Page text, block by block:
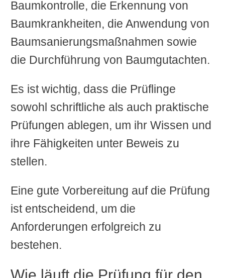
Baumkontrolle, die Erkennung von
Baumkrankheiten, die Anwendung von
Baumsanierungsmaßnahmen sowie
die Durchführung von Baumgutachten.
Es ist wichtig, dass die Prüflinge
sowohl schriftliche als auch praktische
Prüfungen ablegen, um ihr Wissen und
ihre Fähigkeiten unter Beweis zu
stellen.
Eine gute Vorbereitung auf die Prüfung
ist entscheidend, um die
Anforderungen erfolgreich zu
bestehen.
Wie läuft die Prüfung für den